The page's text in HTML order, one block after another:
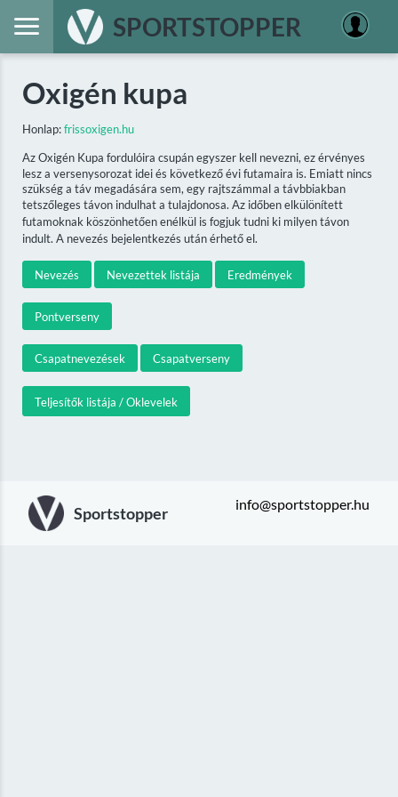
SPORTSTOPPER
Oxigén kupa
Honlap:frissoxigen.hu
Az Oxigén Kupa fordulóira csupán egyszer kell nevezni, ez érvényes
lesz a versenysorozat idei és következő évi futamaira is. Emiatt nincs
szükség a táv megadására sem, egy rajtszámmal a távbbiakban
tetszőleges távon indulhat a tulajdonosa. Az időben elkülönített
futamoknak köszönhetően enélkül is fogjuk tudni ki milyen távon
indult. A nevezés bejelentkezés után érhető el.
Nevezés Nevezettek listája Eredmények
Pontverseny
Csapatnevezések Csapatverseny
Teljesítők listája / Oklevelek
Sportstopper info@sportstopper.hu